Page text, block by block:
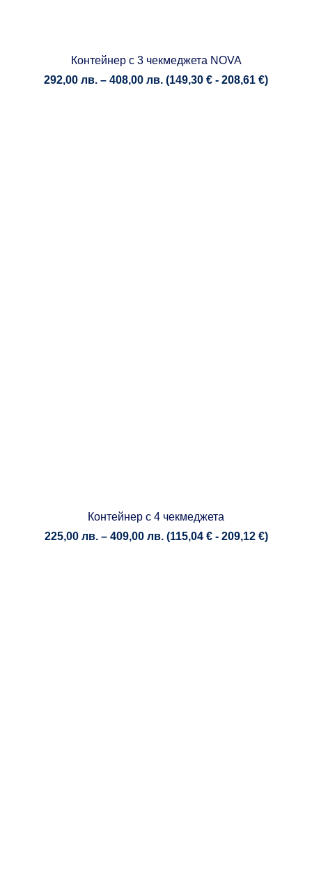
Контейнер с 3 чекмеджета NOVA
292,00 лв. – 408,00 лв. Price
(149,30 € - 208,61 €)
Контейнер с 4 чекмеджета
225,00 лв. – 409,00 лв. Price
(115,04 €- 209,12 €)